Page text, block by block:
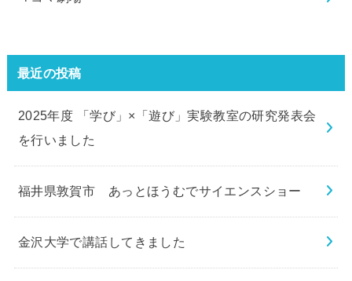
最近の投稿
2025年度 「学び」×「遊び」実験教室の研究発表会
を行いました
福井県敦賀市 あっとほうむでサイエンスショー
金沢大学で講話してきました